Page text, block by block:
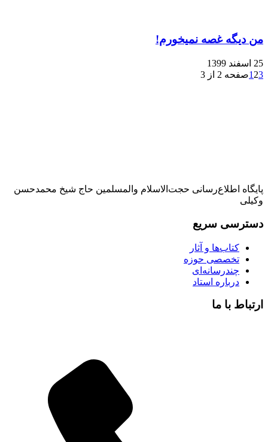
من دیگه غصه نمیخورم!
25 اسفند 1399
1 23 صفحه 2 از 3
پایگاه اطلاع‌رسانی حجت‌الاسلام والمسلمین حاج شیخ محمدحسن
وکیلی
دسترسی سریع
کتاب‌ها و آثار
تخصصی حوزه
چندرسانه‌ای
درباره استاد
ارتباط با ما